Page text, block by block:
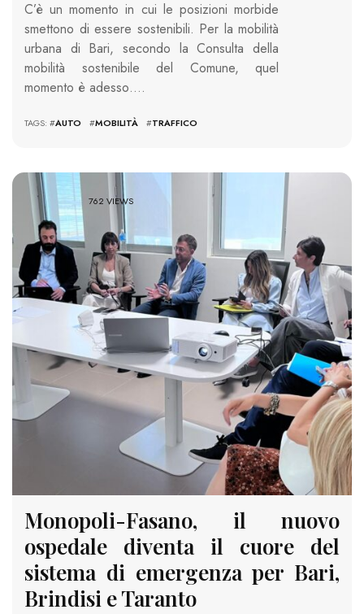
C’è un momento in cui le posizioni morbide
smettono di essere sostenibili. Per la mobilità
urbana di Bari, secondo la Consulta della
mobilità sostenibile del Comune, quel
momento è adesso….
TAGS: #AUTO #MOBILITÀ #TRAFFICO
762 VIEWS
Monopoli-Fasano, il nuovo
ospedale diventa il cuore del
sistema di emergenza per Bari,
Brindisi e Taranto